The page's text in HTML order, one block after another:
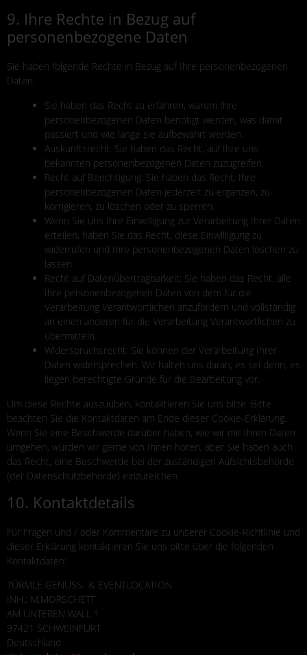
9. Ihre Rechte in Bezug auf
personenbezogene Daten
Sie haben folgende Rechte in Bezug auf Ihre personenbezogenen
Daten:
Sie haben das Recht zu erfahren, warum Ihre
personenbezogenen Daten benötigt werden, was damit
passiert und wie lange sie aufbewahrt werden.
Auskunftsrecht: Sie haben das Recht, auf Ihre uns
bekannten personenbezogenen Daten zuzugreifen.
Recht auf Berichtigung: Sie haben das Recht, Ihre
personenbezogenen Daten jederzeit zu ergänzen, zu
korrigieren, zu löschen oder zu sperren.
Wenn Sie uns Ihre Einwilligung zur Verarbeitung Ihrer Daten
erteilen, haben Sie das Recht, diese Einwilligung zu
widerrufen und Ihre personenbezogenen Daten löschen zu
lassen.
Recht auf Datenübertragbarkeit: Sie haben das Recht, alle
Ihre personenbezogenen Daten von dem für die
Verarbeitung Verantwortlichen anzufordern und vollständig
an einen anderen für die Verarbeitung Verantwortlichen zu
übermitteln.
Widerspruchsrecht: Sie können der Verarbeitung Ihrer
Daten widersprechen. Wir halten uns daran, es sei denn, es
liegen berechtigte Gründe für die Bearbeitung vor.
Um diese Rechte auszuüben, kontaktieren Sie uns bitte. Bitte
beachten Sie die Kontaktdaten am Ende dieser Cookie-Erklärung.
Wenn Sie eine Beschwerde darüber haben, wie wir mit Ihren Daten
umgehen, würden wir gerne von Ihnen hören, aber Sie haben auch
das Recht, eine Beschwerde bei der zuständigen Aufsichtsbehörde
(der Datenschutzbehörde) einzureichen.
10. Kontaktdetails
Für Fragen und / oder Kommentare zu unserer Cookie-Richtlinie und
dieser Erklärung kontaktieren Sie uns bitte über die folgenden
Kontaktdaten:
TÜRMLE GENUSS- & EVENTLOCATION
INH.: M.MORSCHETT
AM UNTEREN WALL 1
97421 SCHWEINFURT
Deutschland